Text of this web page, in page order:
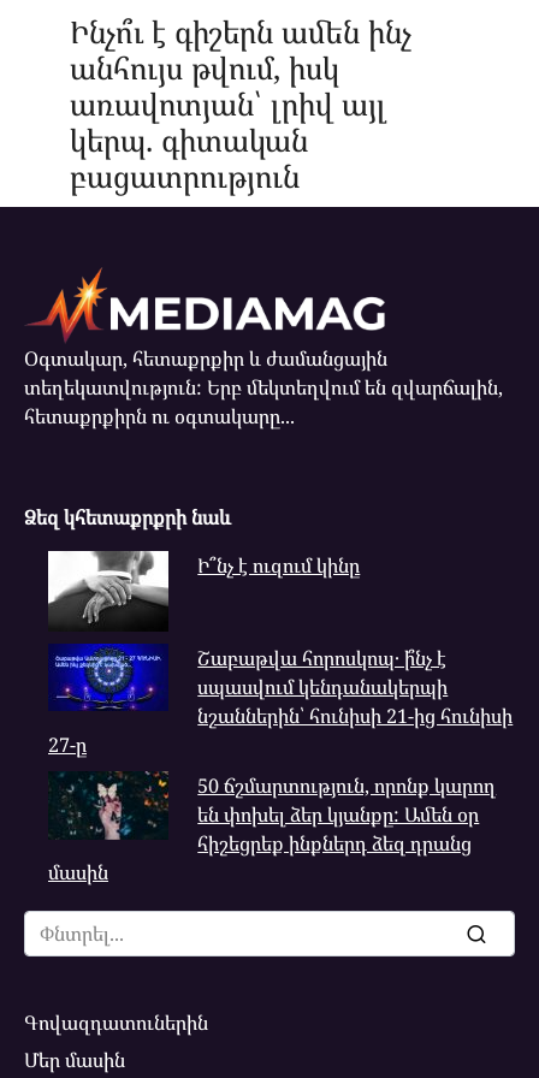
Ինչո՞ւ է գիշերն ամեն ինչ
անհույս թվում, իսկ
առավոտյան՝ լրիվ այլ
կերպ. գիտական
բացատրություն
Օգտակար, հետաքրքիր և ժամանցային
տեղեկատվություն: Երբ մեկտեղվում են զվարճալին,
հետաքրքիրն ու օգտակարը...
Ձեզ կհետաքրքրի նաև
Ի՞նչ է ուզում կինը
Շաբաթվա հորոսկոպ․ ի՞նչ է
սպասվում կենդանակերպի
նշաններին՝ հունիսի 21-ից հունիսի
27-ը
50 ճշմարտություն, որոնք կարող
են փոխել ձեր կյանքը: Ամեն օր
հիշեցրեք ինքներդ ձեզ դրանց
մասին
Search
for:
Գովազդատուներին
Մեր մասին